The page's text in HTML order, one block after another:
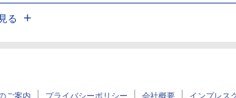
る
ご案内 プライバシーポリシー 会社概要 インプレス